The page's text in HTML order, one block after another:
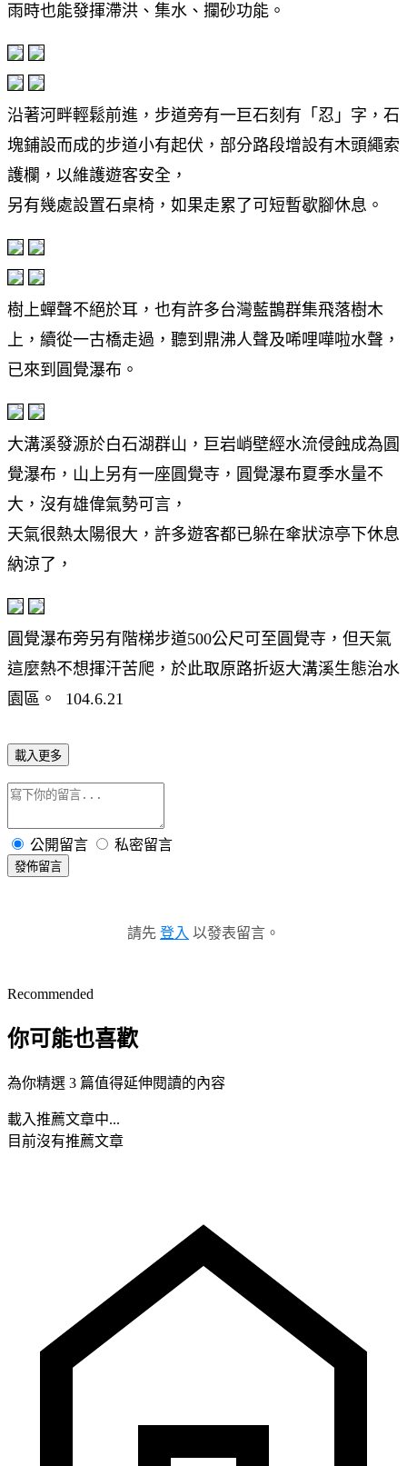
雨時也能發揮滯洪、集水、攔砂功能。
沿著河畔輕鬆前進，步道旁有一巨石刻有「忍」字，石
塊鋪設而成的步道小有起伏，部分路段增設有木頭繩索
護欄，以維護遊客安全，
另有幾處設置石桌椅，如果走累了可短暫歇腳休息。
樹上蟬聲不絕於耳，也有許多台灣藍鵲群集飛落樹木
上，續從一古橋走過，聽到鼎沸人聲及唏哩嘩啦水聲，
已來到圓覺瀑布。
大溝溪發源於白石湖群山，巨岩峭壁經水流侵蝕成為圓
覺瀑布，山上另有一座圓覺寺，圓覺瀑布夏季水量不
大，沒有雄偉氣勢可言，
天氣很熱太陽很大，許多遊客都已躲在傘狀涼亭下休息
納涼了，
圓覺瀑布旁另有階梯步道500公尺可至圓覺寺，但天氣
這麼熱不想揮汗苦爬，於此取原路折返大溝溪生態治水
園區。 104.6.21
載入更多
公開留言 私密留言
發佈留言
請先 登入 以發表留言。
Recommended
你可能也喜歡
為你精選 3 篇值得延伸閱讀的內容
載入推薦文章中...
目前沒有推薦文章